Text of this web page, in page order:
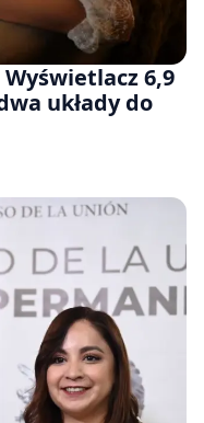
6,9
układy do